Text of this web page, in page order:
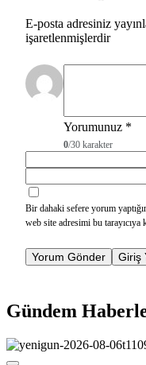
E-posta adresiniz
işaretlenmişlerdir
Yorumunuz *
0/30 karakter
Bir dahaki sefere yorum
web site adresimi bu tarayıcıya
Yorum Gönder Giriş
Gündem